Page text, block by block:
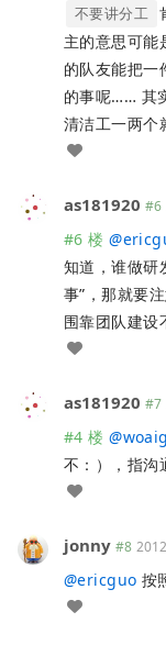
不要讲分工
主的意思可能
的队友能把一
的事呢…… 其
清洁工一两个
as181920 #6
#6 楼 @
知道，谁做研
事”，那就要
围靠团队建设
as181920 #7
#4 楼 @
不：），指沟
jonny #8
@ericguo 按